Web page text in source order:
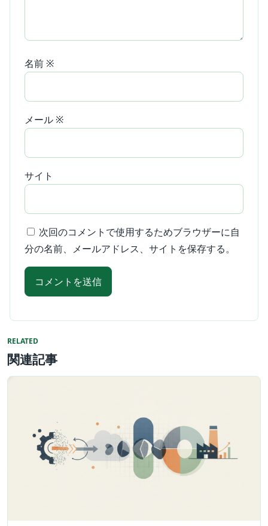
名前 ※
メール ※
サイト
次回のコメントで使用するためブラウザーに自
分の名前、メールアドレス、サイトを保存する。
RELATED
関連記事